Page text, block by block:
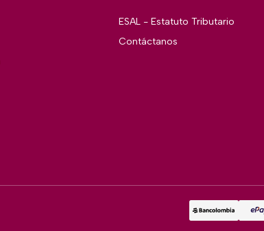
ESAL - Estatuto Tributario
Contáctanos